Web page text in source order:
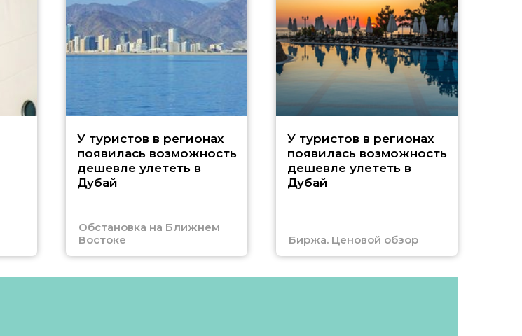
У туристов в регионах
появилась возможность
дешевле улететь в
Дубай
Обстановка на Ближнем
Востоке
У туристов в регионах
появилась возможность
дешевле улететь в
Дубай
Биржа. Ценовой обзор